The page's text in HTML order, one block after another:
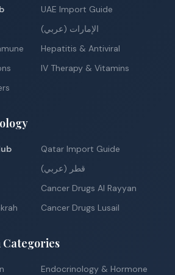
UAE Import Guide
الإمارات (عربي)
Hepatitis & Antiviral
IV Therapy & Vitamins
Qatar Import Guide
قطر (عربي)
Cancer Drugs Al Rayyan
Cancer Drugs Lusail
Endocrinology & Hormone